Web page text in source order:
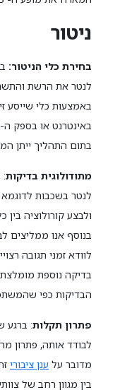
ניטור
בחירת כלי הניטור:
לנטר את הרשת
באמצעות כלי שייסע
באינטרנט או בספק ה-SaaS.
בתום התהליך ייתן
מתודולוגית בדיקות:
לנטר בשכבות לדוגמא DNS, HTTP והרשת,
ולבצע קורולוציה
לוודא זמני תגובה
בדיקה נוספת
הבדיקות כפי
פתרון תקלות
לבודד אותה, פתרון
מדובר על ענן ציבורי